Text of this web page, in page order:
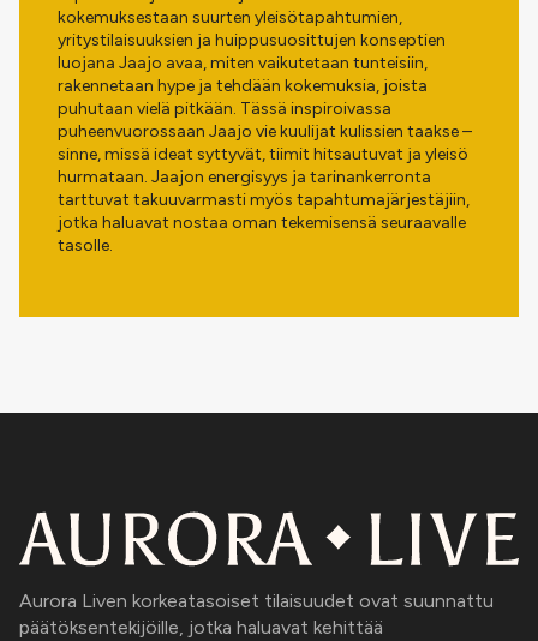
kokemuksestaan suurten yleisötapahtumien,
yritystilaisuuksien ja huippusuosittujen konseptien
luojana Jaajo avaa, miten vaikutetaan tunteisiin,
rakennetaan hype ja tehdään kokemuksia, joista
puhutaan vielä pitkään. Tässä inspiroivassa
puheenvuorossaan Jaajo vie kuulijat kulissien taakse –
sinne, missä ideat syttyvät, tiimit hitsautuvat ja yleisö
hurmataan. Jaajon energisyys ja tarinankerronta
tarttuvat takuuvarmasti myös tapahtumajärjestäjiin,
jotka haluavat nostaa oman tekemisensä seuraavalle
tasolle.
Aurora Liven korkeatasoiset tilaisuudet ovat suunnattu
päätöksentekijöille, jotka haluavat kehittää